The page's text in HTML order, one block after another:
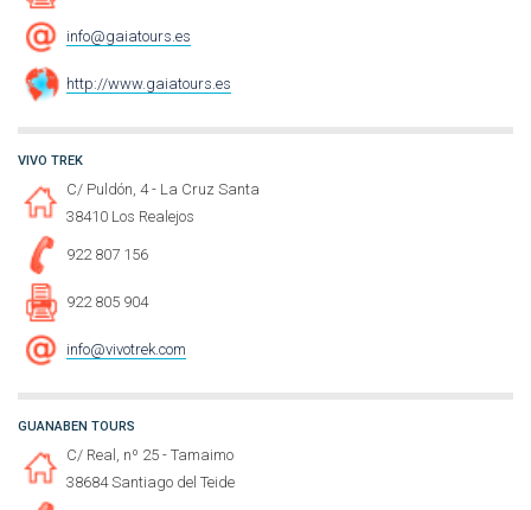
info@gaiatours.es
http://www.gaiatours.es
VIVO TREK
C/ Puldón, 4 - La Cruz Santa
38410 Los Realejos
922 807 156
922 805 904
info@vivotrek.com
GUANABEN TOURS
C/ Real, nº 25 - Tamaimo
38684 Santiago del Teide